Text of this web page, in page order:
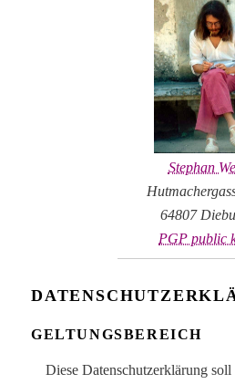
Stephan
64807
PGP public
GELTUNGSBEREICH
Diese Datenschutzerklärung